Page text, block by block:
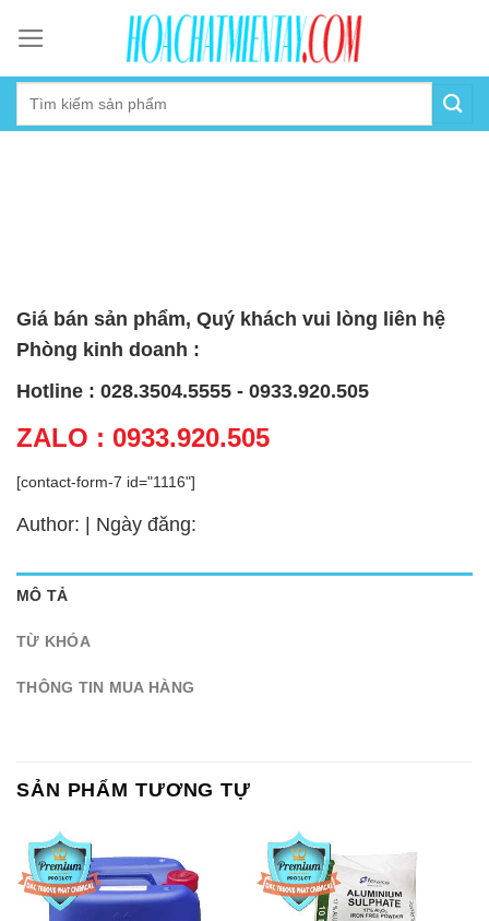
content
Giá bán sản phẩm, Quý khách vui lòng liên hệ
Phòng kinh doanh :
Hotline : 028.3504.5555 - 0933.920.505
ZALO : 0933.920.505
[contact-form-7 id="1116"]
Author: | Ngày đăng:
MÔ TẢ
TỪ KHÓA
THÔNG TIN MUA HÀNG
SẢN PHẨM TƯƠNG TỰ